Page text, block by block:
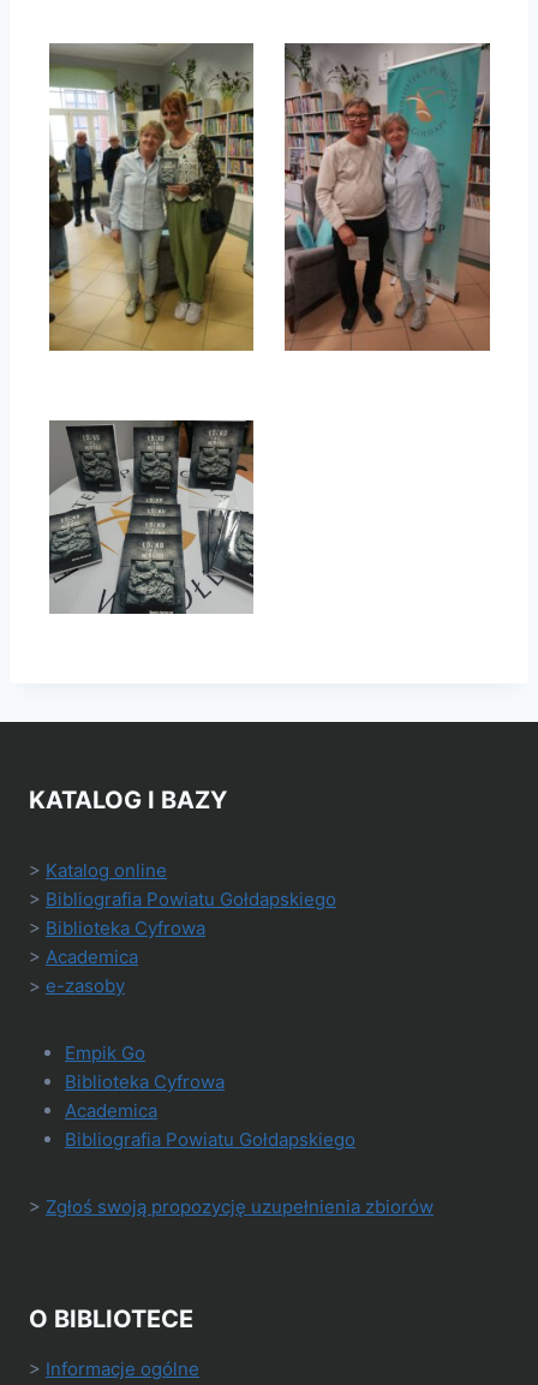
KATALOG I BAZY
> Katalog online
> Bibliografia Powiatu Gołdapskiego
> Biblioteka Cyfrowa
> Academica
> e-zasoby
Empik Go
Biblioteka Cyfrowa
Academica
Bibliografia Powiatu Gołdapskiego
> Zgłoś swoją propozycję uzupełnienia zbiorów
O BIBLIOTECE
> Informacje ogólne